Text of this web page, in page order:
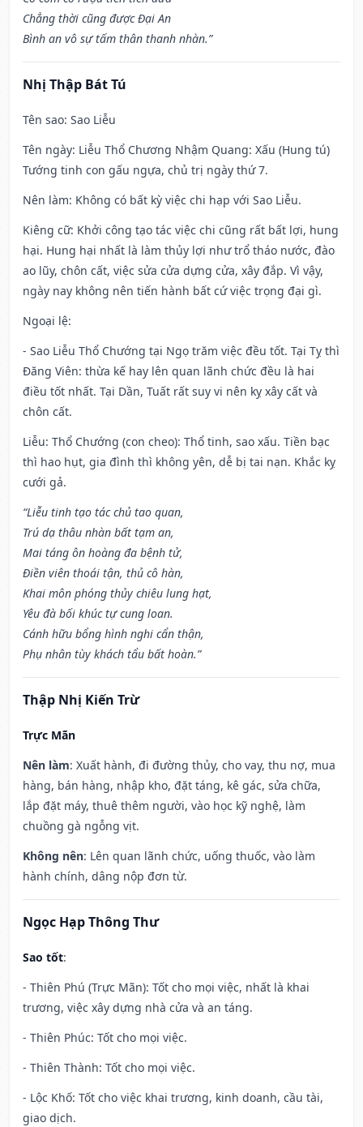
Chẳng thời cũng được Đại An
Bình an vô sự tấm thân thanh nhàn.”
Nhị Thập Bát Tú
Tên sao: Sao Liễu
Tên ngày: Liễu Thổ Chương Nhậm Quang: Xấu (Hung tú)
Tướng tinh con gấu ngựa, chủ trị ngày thứ 7.
Nên làm: Không có bất kỳ việc chi hạp với Sao Liễu.
Kiêng cữ: Khởi công tạo tác việc chi cũng rất bất lợi, hung
hại. Hung hại nhất là làm thủy lợi như trổ tháo nước, đào
ao lũy, chôn cất, việc sửa cửa dựng cửa, xây đắp. Vì vậy,
ngày nay không nên tiến hành bất cứ việc trọng đại gì.
Ngoại lệ:
- Sao Liễu Thổ Chướng tại Ngọ trăm việc đều tốt. Tại Tỵ thì
Đăng Viên: thừa kế hay lên quan lãnh chức đều là hai
điều tốt nhất. Tại Dần, Tuất rất suy vi nên kỵ xây cất và
chôn cất.
Liễu: Thổ Chướng (con cheo): Thổ tinh, sao xấu. Tiền bạc
thì hao hụt, gia đình thì không yên, dễ bị tai nạn. Khắc kỵ
cưới gả.
“Liễu tinh tạo tác chủ tao quan,
Trú dạ thâu nhàn bất tạm an,
Mai táng ôn hoàng đa bệnh tử,
Điền viên thoái tận, thủ cô hàn,
Khai môn phóng thủy chiêu lung hạt,
Yêu đà bối khúc tự cung loan.
Cánh hữu bổng hình nghi cẩn thận,
Phụ nhân tùy khách tẩu bất hoàn.”
Thập Nhị Kiến Trừ
Trực Mãn
Nên làm: Xuất hành, đi đường thủy, cho vay, thu nợ, mua
hàng, bán hàng, nhập kho, đặt táng, kê gác, sửa chữa,
lắp đặt máy, thuê thêm người, vào học kỹ nghệ, làm
chuồng gà ngỗng vịt.
Không nên: Lên quan lãnh chức, uống thuốc, vào làm
hành chính, dâng nộp đơn từ.
Ngọc Hạp Thông Thư
Sao tốt:
- Thiên Phú (Trực Mãn): Tốt cho mọi việc, nhất là khai
trương, việc xây dựng nhà cửa và an táng.
- Thiên Phúc: Tốt cho mọi việc.
- Thiên Thành: Tốt cho mọi việc.
- Lộc Khố: Tốt cho việc khai trương, kinh doanh, cầu tài,
giao dịch.